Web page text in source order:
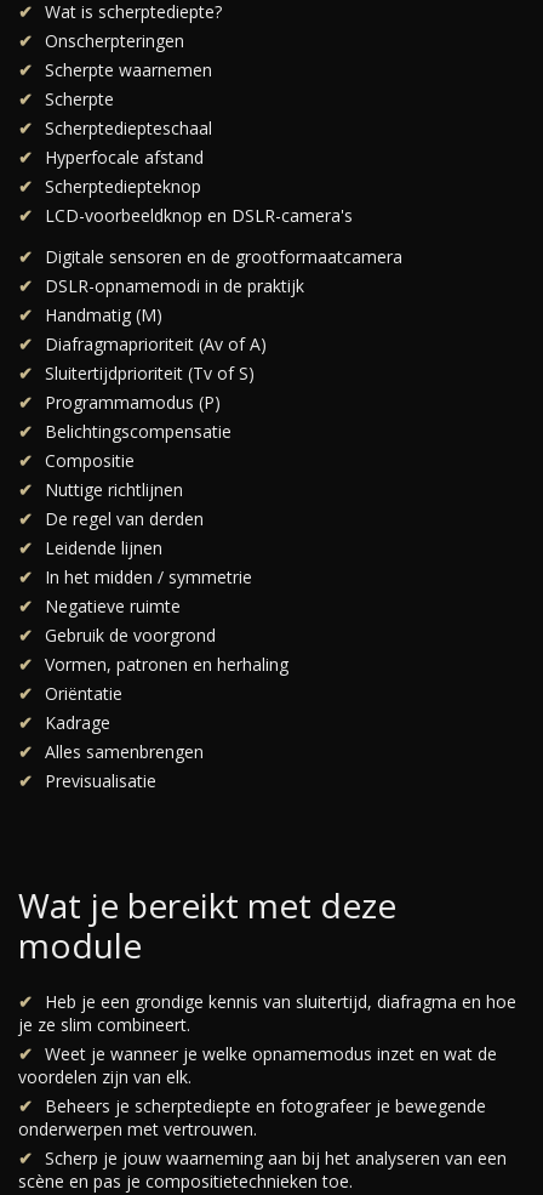
Wat is scherptediepte?
Onscherpteringen
Scherpte waarnemen
Scherpte
Scherptediepteschaal
Hyperfocale afstand
Scherptediepteknop
LCD-voorbeeldknop en DSLR-camera's
Digitale sensoren en de grootformaatcamera
DSLR-opnamemodi in de praktijk
Handmatig (M)
Diafragmaprioriteit (Av of A)
Sluitertijdprioriteit (Tv of S)
Programmamodus (P)
Belichtingscompensatie
Compositie
Nuttige richtlijnen
De regel van derden
Leidende lijnen
In het midden / symmetrie
Negatieve ruimte
Gebruik de voorgrond
Vormen, patronen en herhaling
Oriëntatie
Kadrage
Alles samenbrengen
Previsualisatie
Wat je bereikt met deze
module
Heb je een grondige kennis van sluitertijd, diafragma en hoe
je ze slim combineert.
Weet je wanneer je welke opnamemodus inzet en wat de
voordelen zijn van elk.
Beheers je scherptediepte en fotografeer je bewegende
onderwerpen met vertrouwen.
Scherp je jouw waarneming aan bij het analyseren van een
scène en pas je compositietechnieken toe.